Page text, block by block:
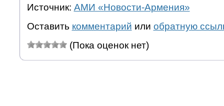
Источник: АМИ «Новости-Армения»
Оставить комментарий или обратную
(Пока оценок нет)